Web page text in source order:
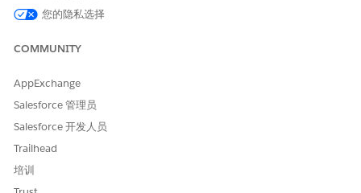
您的隐私选择
COMMUNITY
AppExchange
Salesforce 管理员
Salesforce 开发人员
Trailhead
培训